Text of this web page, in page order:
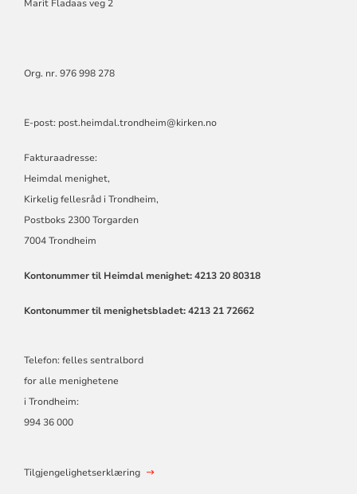
Marit Fladaas veg 2
Org. nr. 976 998 278
E-post: post.heimdal.trondheim@kirken.no
Fakturaadresse:
Heimdal menighet,
Kirkelig fellesråd i Trondheim,
Postboks 2300 Torgarden
7004 Trondheim
Kontonummer til Heimdal menighet: 4213 20 80318
Kontonummer til menighetsbladet: 4213 21 72662
Telefon: felles sentralbord
for alle menighetene
i Trondheim:
994 36 000
Tilgjengelighetserklæring